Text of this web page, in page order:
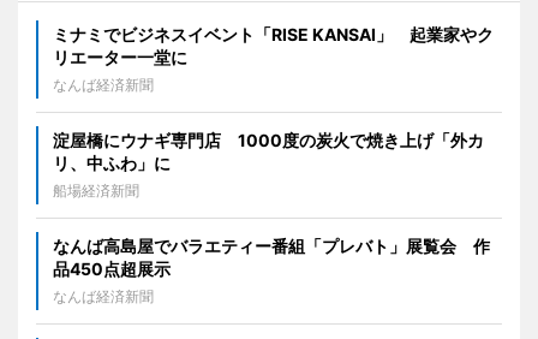
ミナミでビジネスイベント「RISE KANSAI」 起業家やク
リエーター一堂に
なんば経済新聞
淀屋橋にウナギ専門店 1000度の炭火で焼き上げ「外カ
リ、中ふわ」に
船場経済新聞
なんば高島屋でバラエティー番組「プレバト」展覧会 作
品450点超展示
なんば経済新聞